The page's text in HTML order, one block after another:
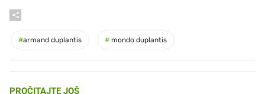
#armand duplantis # mondo duplantis
PROČITAJTE JOŠ